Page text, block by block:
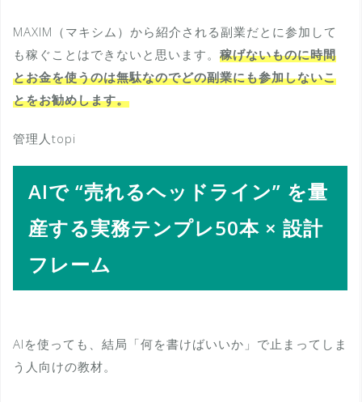
MAXIM（マキシム）から紹介される副業だとに参加して
も稼ぐことはできないと思います。 稼げないものに時間
とお金を使うのは無駄なのでどの副業にも参加しないこ
とをお勧めします。
管理人topi
AIで “売れるヘッドライン” を量
産する実務テンプレ50本 × 設計
フレーム
AIを使っても、結局「何を書けばいいか」で止まってしま
う人向けの教材。